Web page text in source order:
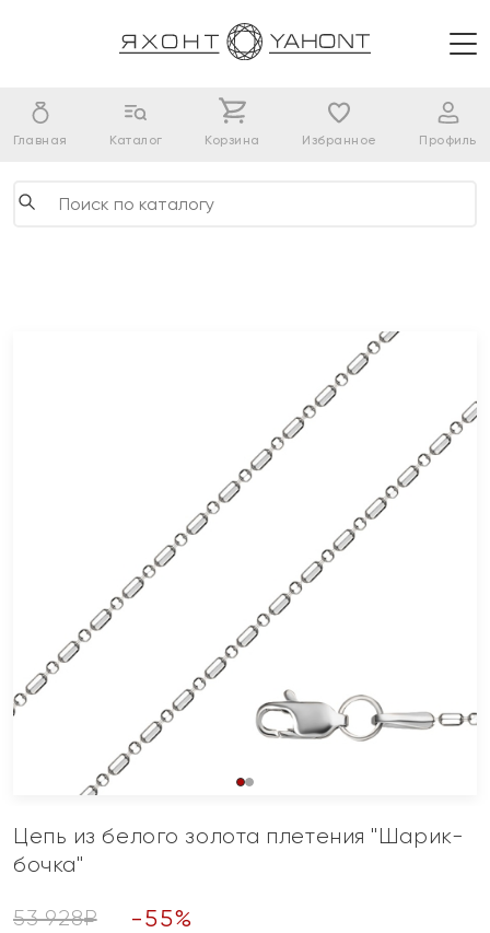
Главная Каталог Корзина Избранное Профиль
Цепь из белого золота плетения "Шарик-
бочка"
53 928₽ -55%